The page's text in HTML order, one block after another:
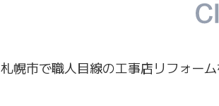
札幌市で職人目線の工事店リフォー